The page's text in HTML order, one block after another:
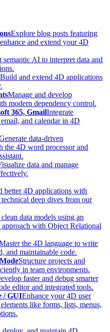
Explore blog posts featuring
and extend your 4D
semantic AI to interpret data and
Build and extend 4D applications
Manage and develop
modern dependency control.
365, GmailIntegrate
and calendar in 4D
data-driven
the 4D word processor and
data and manage
better 4D applications with
deep dives from our
data models using an
with Object Relational
the 4D language to write
and maintainable code.
Structure projects and
in team environments.
faster and debug smarter
editor and integrated tools.
/ GUIEnhance your 4D user
like forms, lists, menus,